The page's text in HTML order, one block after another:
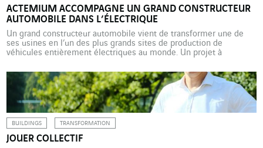
ACTEMIUM ACCOMPAGNE UN GRAND CONSTRUCTEUR
AUTOMOBILE DANS L’ÉLECTRIQUE
Un grand constructeur automobile vient de transformer une de
ses usines en l’un des plus grands sites de production de
véhicules entièrement électriques au monde. Un projet à
L’usine automobile de ce constructeur d’Emden, au nord-ouest de
l’Allemagne, est le deuxième site de production de véhicules […]
BUILDINGS TRANSFORMATION
JOUER COLLECTIF